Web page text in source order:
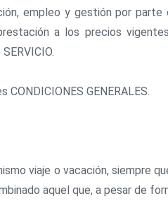
empleo y gestión por parte
a los precios
GENERALES.
viaje o vacación, siempre
aquel que, a pesar de